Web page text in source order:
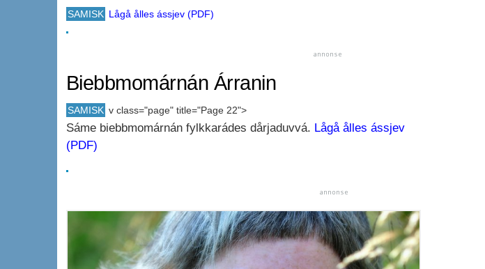
SAMISK Lågå ålles ássjev (PDF)
Biebbmomárnán Árranin
SAMISK v class="page" title="Page 22">
Sáme biebbmomárnán fylkkarádes dårjaduvvá. Lågå ålles ássjev
(PDF)